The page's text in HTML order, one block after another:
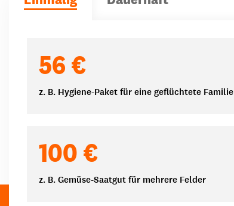
56 €
z. B. Hygiene-Paket für eine geflüchtete Familie
100 €
z. B. Gemüse-Saatgut für mehrere Felder